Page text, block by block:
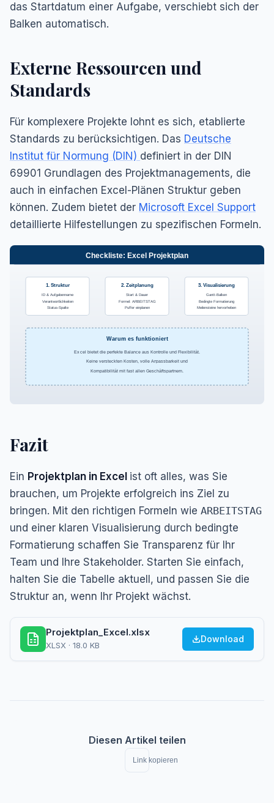
das Startdatum einer Aufgabe, verschiebt sich der
Balken automatisch.
Externe Ressourcen und
Standards
Für komplexere Projekte lohnt es sich, etablierte
Standards zu berücksichtigen. Das Deutsche
Institut für Normung (DIN) definiert in der DIN
69901 Grundlagen des Projektmanagements, die
auch in einfachen Excel-Plänen Struktur geben
können. Zudem bietet der Microsoft Excel Support
detaillierte Hilfestellungen zu spezifischen Formeln.
Checkliste: Excel Projektplan
1. Struktur
ID & Aufgabenname
Verantwortlichkeiten
Status-Spalte
2. Zeitplanung
Start & Dauer
Formel: ARBEITSTAG
Puffer einplanen
3. Visualisierung
Gantt-Balken
Bedingte Formatierung
Meilensteine hervorheben
Warum es funktioniert
Excel bietet die perfekte Balance aus Kontrolle und Flexibilität.
Keine versteckten Kosten, volle Anpassbarkeit und
Kompatibilität mit fast allen Geschäftspartnern.
Fazit
Ein Projektplan in Excel ist oft alles, was Sie
brauchen, um Projekte erfolgreich ins Ziel zu
bringen. Mit den richtigen Formeln wie ARBEITSTAG
und einer klaren Visualisierung durch bedingte
Formatierung schaffen Sie Transparenz für Ihr
Team und Ihre Stakeholder. Starten Sie einfach,
halten Sie die Tabelle aktuell, und passen Sie die
Struktur an, wenn Ihr Projekt wächst.
Projektplan_Excel.xlsx
XLSX · 18.0 KB
Download
Diesen Artikel teilen
Link kopieren